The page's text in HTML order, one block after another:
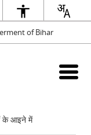
of Bihar
के आइने में